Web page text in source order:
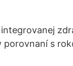
porovnaní s